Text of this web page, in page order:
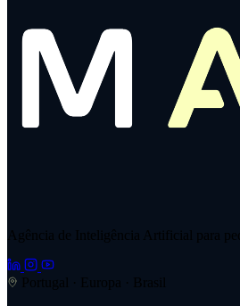
Agência de Inteligência Artificial para
Portugal · Europa · Brasil